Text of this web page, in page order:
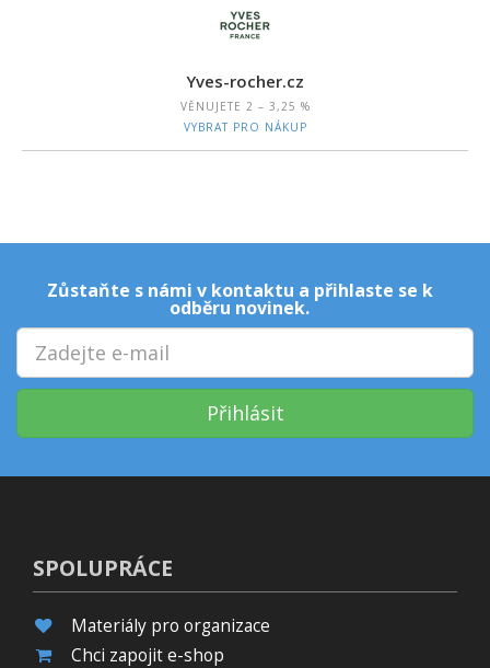
Yves-rocher.cz
VĚNUJETE 2 – 3,25 %
VYBRAT PRO NÁKUP
Zůstaňte s námi v kontaktu a přihlaste se k
odběru novinek.
Přihlásit
SPOLUPRÁCE
Materiály pro organizace
Chci zapojit e-shop